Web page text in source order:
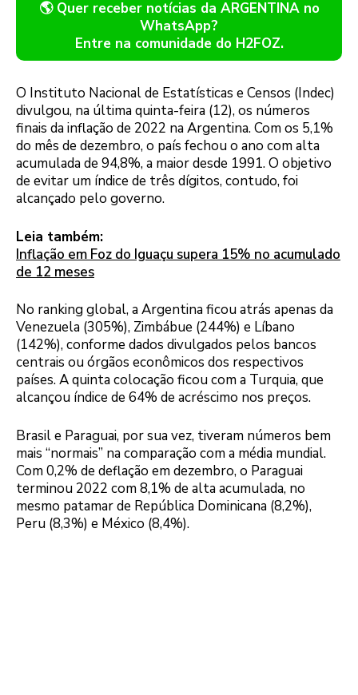
🌎 Quer receber notícias da ARGENTINA no
WhatsApp?
Entre na comunidade do H2FOZ.
O Instituto Nacional de Estatísticas e Censos (Indec)
divulgou, na última quinta-feira (12), os números
finais da inflação de 2022 na Argentina. Com os 5,1%
do mês de dezembro, o país fechou o ano com alta
acumulada de 94,8%, a maior desde 1991. O objetivo
de evitar um índice de três dígitos, contudo, foi
alcançado pelo governo.
Leia também:
Inflação em Foz do Iguaçu supera 15% no acumulado
de 12 meses
No ranking global, a Argentina ficou atrás apenas da
Venezuela (305%), Zimbábue (244%) e Líbano
(142%), conforme dados divulgados pelos bancos
centrais ou órgãos econômicos dos respectivos
países. A quinta colocação ficou com a Turquia, que
alcançou índice de 64% de acréscimo nos preços.
Brasil e Paraguai, por sua vez, tiveram números bem
mais “normais” na comparação com a média mundial.
Com 0,2% de deflação em dezembro, o Paraguai
terminou 2022 com 8,1% de alta acumulada, no
mesmo patamar de República Dominicana (8,2%),
Peru (8,3%) e México (8,4%).